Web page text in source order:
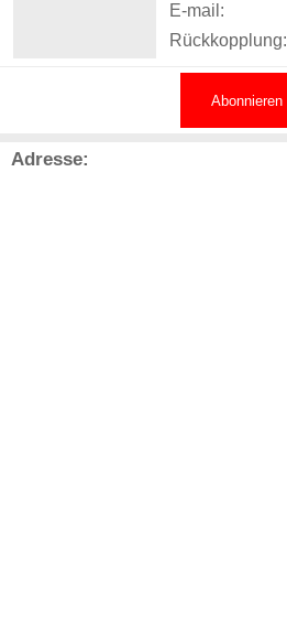
E-mail:
Rückkopplung:
Abonnieren
Adresse: